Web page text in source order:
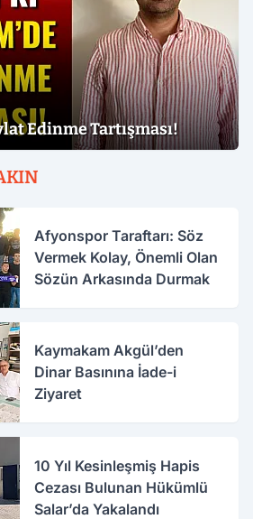
Edinme Tartışması!
Afyonspor Taraftarı: Söz
Vermek Kolay, Önemli Olan
Sözün Arkasında Durmak
Kaymakam Akgül’den
Dinar Basınına İade-i
Ziyaret
10 Yıl Kesinleşmiş Hapis
Cezası Bulunan Hükümlü
Salar’da Yakalandı